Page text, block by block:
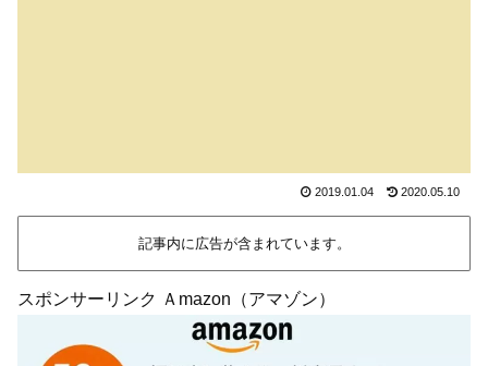
2019.01.04 2020.05.10
記事内に広告が含まれています。
スポンサーリンク Ａmazon（アマゾン）